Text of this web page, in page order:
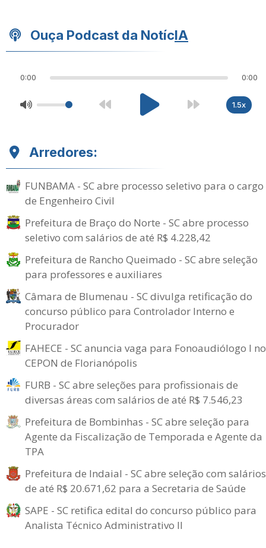
Ouça Podcast da NotícIA
0:00 0:00
1.5x
Arredores:
FUNBAMA - SC abre processo seletivo para o cargo
de Engenheiro Civil
Prefeitura de Braço do Norte - SC abre processo
seletivo com salários de até R$ 4.228,42
Prefeitura de Rancho Queimado - SC abre seleção
para professores e auxiliares
Câmara de Blumenau - SC divulga retificação do
concurso público para Controlador Interno e
Procurador
FAHECE - SC anuncia vaga para Fonoaudiólogo I no
CEPON de Florianópolis
FURB - SC abre seleções para profissionais de
diversas áreas com salários de até R$ 7.546,23
Prefeitura de Bombinhas - SC abre seleção para
Agente da Fiscalização de Temporada e Agente da
TPA
Prefeitura de Indaial - SC abre seleção com salários
de até R$ 20.671,62 para a Secretaria de Saúde
SAPE - SC retifica edital do concurso público para
Analista Técnico Administrativo II